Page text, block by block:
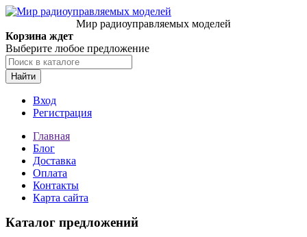
Мир радиоуправляемых моделей
Корзина ждет
Выберите любое предложение
Найти
Вход
Регистрация
Главная
Блог
Доставка
Оплата
Контакты
Карта сайта
Каталог предложений